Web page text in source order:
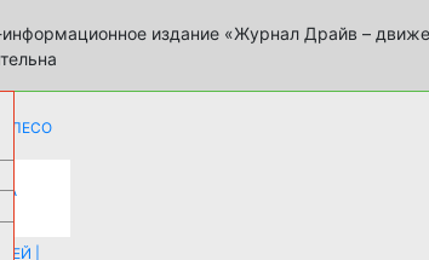
издание «Журнал Драйв –
|